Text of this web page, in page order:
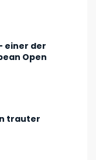
einer der
Open
trauter